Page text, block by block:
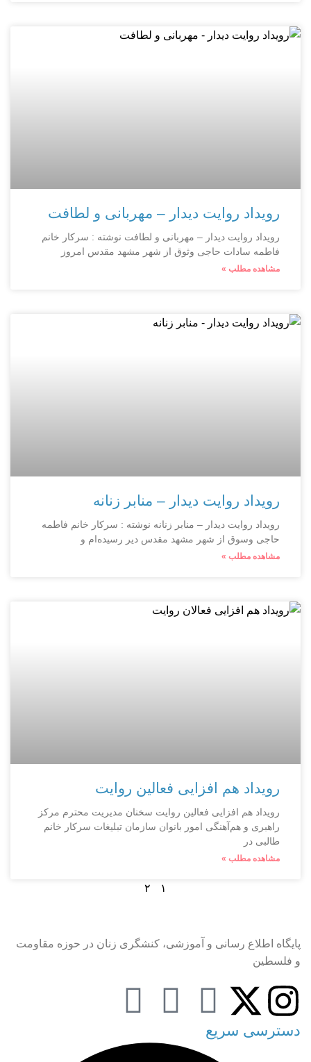
رویداد روایت دیدار – مهربانی و لطافت
رویداد روایت دیدار – مهربانی و لطافت نوشته : سرکار خانم
فاطمه سادات حاجی وثوق از شهر مشهد مقدس امروز
مشاهده مطلب »
رویداد روایت دیدار – منابر زنانه
رویداد روایت دیدار – منابر زنانه نوشته : سرکار خانم فاطمه
حاجی وسوق از شهر مشهد مقدس دیر رسیده‌ام و
مشاهده مطلب »
رویداد هم افزایی فعالین روایت
رویداد هم افزایی فعالین روایت سخنان مدیریت محترم مرکز
راهبری و هم‌آهنگی امور بانوان سازمان تبلیغات سرکار خانم
طالبی در
مشاهده مطلب »
۱ ۲
پایگاه اطلاع رسانی و آموزشی، کنشگری زنان در حوزه مقاومت
و فلسطین
دسترسی سریع